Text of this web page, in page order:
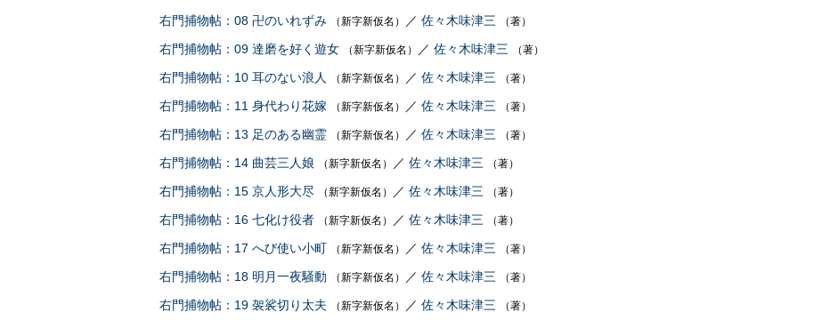
右門捕物帖：08 卍のいれずみ （新字新仮名） ／ 佐々木味津三 （著）
右門捕物帖：09 達磨を好く遊女 （新字新仮名） ／ 佐々木味津三 （著）
右門捕物帖：10 耳のない浪人 （新字新仮名） ／ 佐々木味津三 （著）
右門捕物帖：11 身代わり花嫁 （新字新仮名） ／ 佐々木味津三 （著）
右門捕物帖：13 足のある幽霊 （新字新仮名） ／ 佐々木味津三 （著）
右門捕物帖：14 曲芸三人娘 （新字新仮名） ／ 佐々木味津三 （著）
右門捕物帖：15 京人形大尽 （新字新仮名） ／ 佐々木味津三 （著）
右門捕物帖：16 七化け役者 （新字新仮名） ／ 佐々木味津三 （著）
右門捕物帖：17 へび使い小町 （新字新仮名） ／ 佐々木味津三 （著）
右門捕物帖：18 明月一夜騒動 （新字新仮名） ／ 佐々木味津三 （著）
右門捕物帖：19 袈裟切り太夫 （新字新仮名） ／ 佐々木味津三 （著）